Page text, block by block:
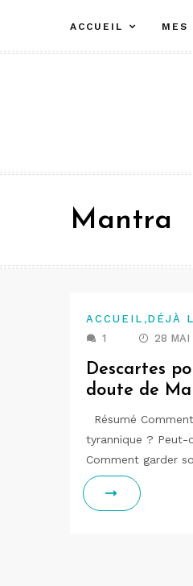
contenu
ACCUEIL MES
Mantra
ACCUEIL ,DÉJÀ
1
28 MAI
Descartes
doute de
Résumé
tyrannique ? Peut-
Comment garder